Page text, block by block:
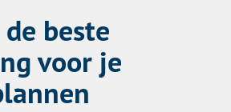
beste
voor je